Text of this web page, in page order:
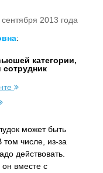
сентября 2013 года
:
категории,
может быть
числе, из-за
действовать.
он вместе с